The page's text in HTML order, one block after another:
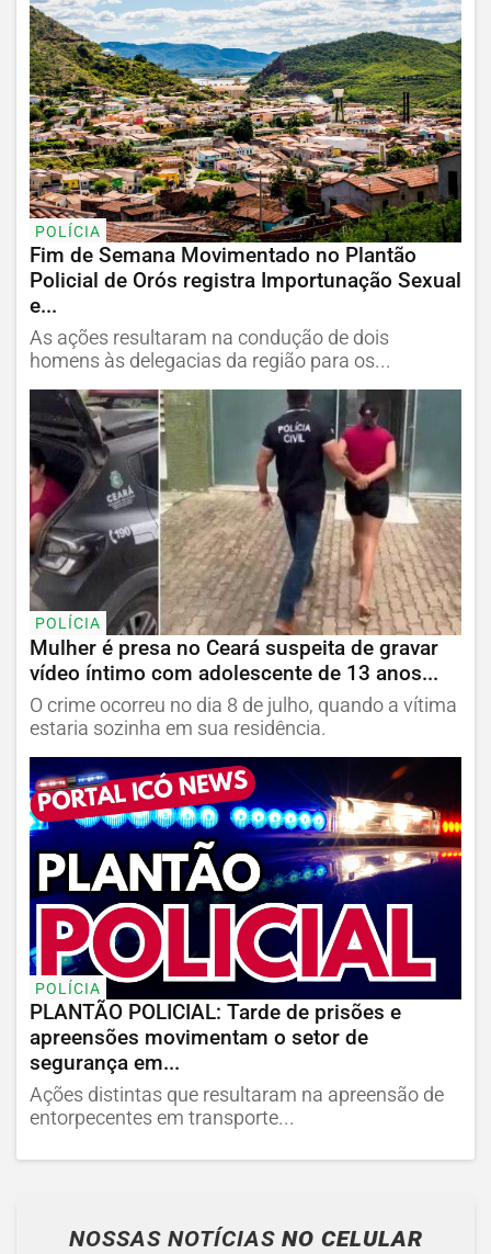
POLÍCIA
Fim de Semana Movimentado no Plantão
Policial de Orós registra Importunação Sexual
e...
As ações resultaram na condução de dois
homens às delegacias da região para os...
POLÍCIA
Mulher é presa no Ceará suspeita de gravar
vídeo íntimo com adolescente de 13 anos...
O crime ocorreu no dia 8 de julho, quando a vítima
estaria sozinha em sua residência.
POLÍCIA
PLANTÃO POLICIAL: Tarde de prisões e
apreensões movimentam o setor de
segurança em...
Ações distintas que resultaram na apreensão de
entorpecentes em transporte...
NOSSAS NOTÍCIAS NO CELULAR